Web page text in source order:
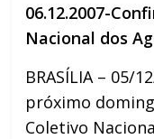
06.12.2007-
Nacional dos
BRASÍLIA – 05/
próximo
Coletivo